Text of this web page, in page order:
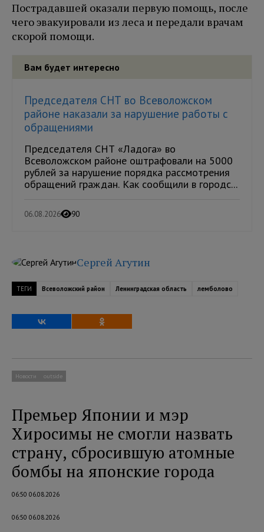
Пострадавшей оказали первую помощь, после
чего эвакуировали из леса и передали врачам
скорой помощи.
Вам будет интересно
Председателя СНТ во Всеволожском
районе наказали за нарушение работы с
обращениями
Председателя СНТ «Ладога» во
Всеволожском районе оштрафовали на 5000
рублей за нарушение порядка рассмотрения
обращений граждан. Как сообщили в городс...
06.08.2026 90
Сергей Агутин
ТЕГИ Всеволожский район Ленинградская область лемболово
Новости outside
Премьер Японии и мэр
Хиросимы не смогли назвать
страну, сбросившую атомные
бомбы на японские города
06:50 06.08.2026
06:50 06.08.2026